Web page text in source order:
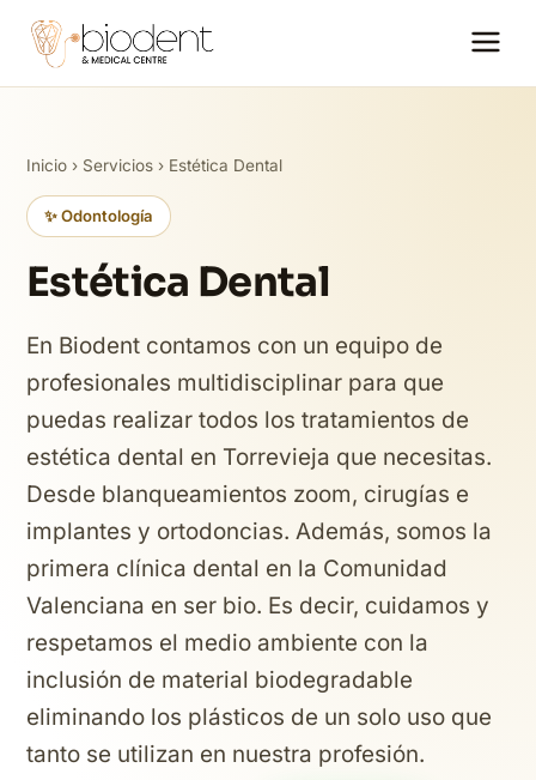
Inicio › Servicios › Estética Dental
✨ Odontología
Estética Dental
En Biodent contamos con un equipo de
profesionales multidisciplinar para que
puedas realizar todos los tratamientos de
estética dental en Torrevieja que necesitas.
Desde blanqueamientos zoom, cirugías e
implantes y ortodoncias. Además, somos la
primera clínica dental en la Comunidad
Valenciana en ser bio. Es decir, cuidamos y
respetamos el medio ambiente con la
inclusión de material biodegradable
eliminando los plásticos de un solo uso que
tanto se utilizan en nuestra profesión.